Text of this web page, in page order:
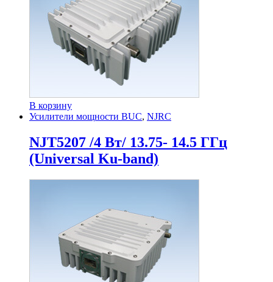
В корзину
Усилители мощности BUC, NJRC
NJT5207 /4 Вт/ 13.75- 14.5 ГГц
(Universal Ku-band)